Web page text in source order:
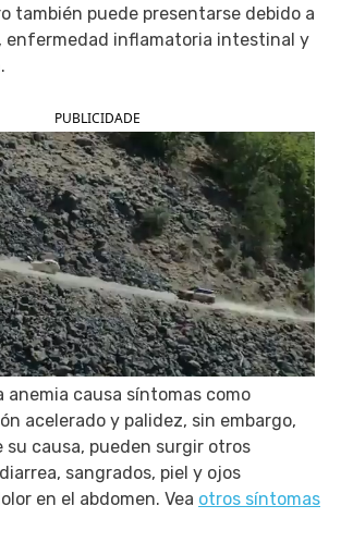
TUA SAÚDE EN LAS REDES SOCIALES
también puede presentarse debido a
enfermedad inflamatoria intestinal y
PUBLICIDADE
anemia causa síntomas como
acelerado y palidez, sin embargo,
su causa, pueden surgir otros
sangrados, piel y ojos
en el abdomen. Vea otros síntomas